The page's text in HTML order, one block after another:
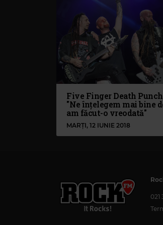
Five Finger Death
"Ne înțelegem mai bine
am făcut-o vreodată"
MARȚI, 12 IUNIE 2018
021